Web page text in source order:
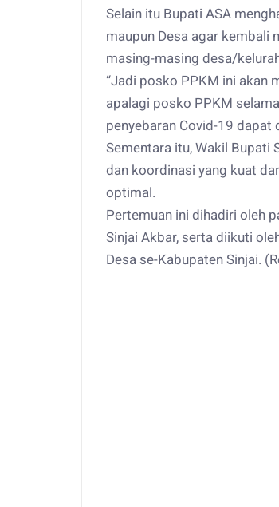
Selain itu Bupati ASA
maupun Desa agar kembali
masing-masing desa/
“Jadi posko PPKM ini akan
apalagi posko PPKM
penyebaran Covid-19 dapat
Sementara itu, Wakil Bupati
dan koordinasi yang kuat
optimal.
Pertemuan ini dihadiri oleh
Sinjai Akbar, serta diikuti
Desa se-Kabupaten Sinjai.